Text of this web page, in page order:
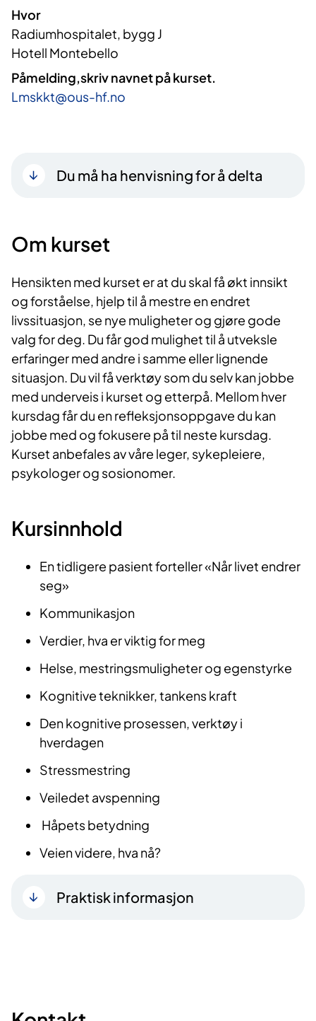
Hvor
Radiumhospitalet, bygg J
Hotell Montebello
Påmelding,skriv navnet på kurset.
Lmskkt@ous-hf.no
Du må ha henvisning for å delta
Om kurset
Hensikten med kurset er at du skal få økt innsikt
og forståelse, hjelp til å mestre en endret
livssituasjon, se nye muligheter og gjøre gode
valg for deg. Du får god mulighet til å utveksle
erfaringer med andre i samme eller lignende
situasjon. Du vil få verktøy som du selv kan jobbe
med underveis i kurset og etterpå. Mellom hver
kursdag får du en refleksjonsoppgave du kan
jobbe med og fokusere på til neste kursdag.
Kurset anbefales av våre leger, sykepleiere,
psykologer og sosionomer.
Kursinnhold
En tidligere pasient forteller «Når livet endrer
seg»
Kommunikasjon
Verdier, hva er viktig for meg
Helse, mestringsmuligheter og egenstyrke
Kognitive teknikker, tankens kraft
Den kognitive prosessen, verktøy i
hverdagen
Stressmestring
Veiledet avspenning
Håpets betydning
Veien videre, hva nå?
Praktisk informasjon